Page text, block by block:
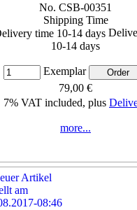
No. CSB-00351
Shipping Time
10-14 days
Exemplar
79,00 €
7% VAT included, plus
more...